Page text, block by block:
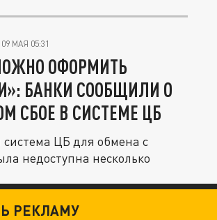
09 МАЯ 05:31
ОФОРМИТЬ
БАНКИ СООБЩИЛИ О
СБОЕ В СИСТЕМЕ ЦБ
ЦБ для обмена с
недоступна несколько
РЕКЛАМУ